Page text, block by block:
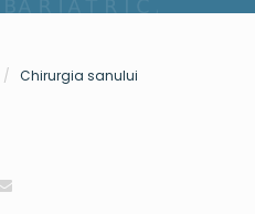
Chirurgia sanului